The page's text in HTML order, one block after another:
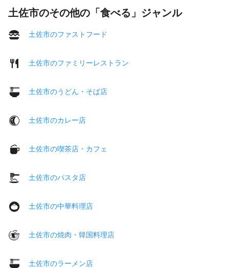
土佐市のその他の「食べる」ジャンル
土佐市のファストフード
土佐市のファミリーレストラン
土佐市のうどん・そば店
土佐市のカレー店
土佐市の喫茶店・カフェ
土佐市のパスタ店
土佐市の中華料理店
土佐市の焼肉・韓国料理店
土佐市のラーメン店